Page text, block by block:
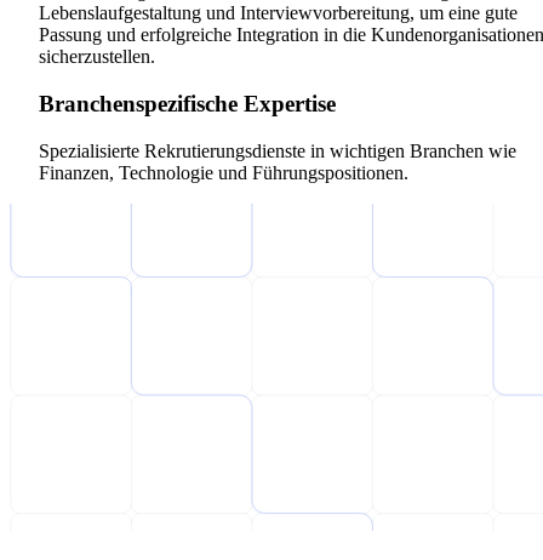
Lebenslaufgestaltung und Interviewvorbereitung, um eine gute
Passung und erfolgreiche Integration in die Kundenorganisationen
sicherzustellen.
Branchenspezifische Expertise
Spezialisierte Rekrutierungsdienste in wichtigen Branchen wie
Finanzen, Technologie und Führungspositionen.